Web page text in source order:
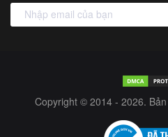
Copyright © 2014 - 2026.